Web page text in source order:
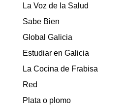
La Voz de la Salud
Sabe Bien
Global Galicia
Estudiar en Galicia
La Cocina de Frabisa
Red
Plata o plomo